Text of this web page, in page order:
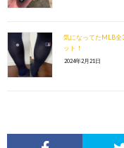
気になってたMLB全
ット！
2024年2月21日